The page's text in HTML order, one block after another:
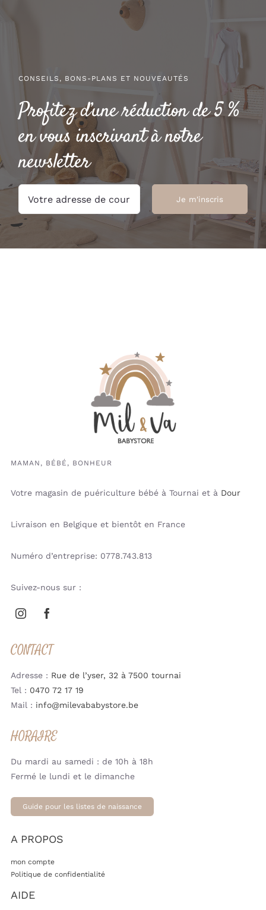
24.50 €
CONSEILS, BONS-PLANS ET NOUVEAUTÉS
Profitez d’une réduction de 5 %
en vous inscrivant à notre
newsletter
MAMAN, BÉBÉ, BONHEUR
Votre magasin de puériculture bébé à Tournai et à Dour
Livraison en Belgique et bientôt en France
Numéro d’entreprise: 0778.743.813
Suivez-nous sur :
CONTACT
Adresse : Rue de l’yser, 32 à 7500 tournai
Tel : 0470 72 17 19
Mail : info@milevababystore.be
HORAIRE
Du mardi au samedi : de 10h à 18h
Fermé le lundi et le dimanche
Guide pour les listes de naissance
A PROPOS
mon compte
Politique de confidentialité
AIDE